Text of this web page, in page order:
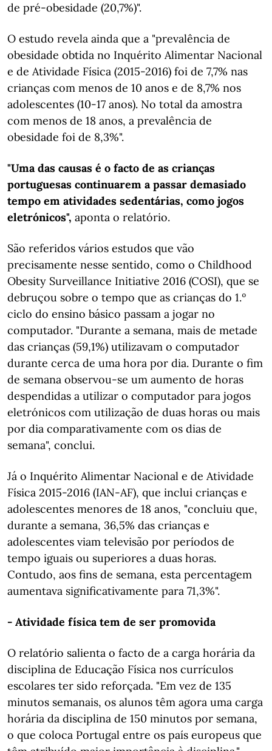
de pré-obesidade (20,7%)".
O estudo revela ainda que a "prevalência de
obesidade obtida no Inquérito Alimentar Nacional
e de Atividade Física (2015-2016) foi de 7,7% nas
crianças com menos de 10 anos e de 8,7% nos
adolescentes (10-17 anos). No total da amostra
com menos de 18 anos, a prevalência de
obesidade foi de 8,3%".
"Uma das causas é o facto de as crianças
portuguesas continuarem a passar demasiado
tempo em atividades sedentárias, como jogos
eletrónicos", aponta o relatório.
São referidos vários estudos que vão
precisamente nesse sentido, como o Childhood
Obesity Surveillance Initiative 2016 (COSI), que se
debruçou sobre o tempo que as crianças do 1.º
ciclo do ensino básico passam a jogar no
computador. "Durante a semana, mais de metade
das crianças (59,1%) utilizavam o computador
durante cerca de uma hora por dia. Durante o fim
de semana observou-se um aumento de horas
despendidas a utilizar o computador para jogos
eletrónicos com utilização de duas horas ou mais
por dia comparativamente com os dias de
semana", conclui.
Já o Inquérito Alimentar Nacional e de Atividade
Física 2015-2016 (IAN-AF), que inclui crianças e
adolescentes menores de 18 anos, "concluiu que,
durante a semana, 36,5% das crianças e
adolescentes viam televisão por períodos de
tempo iguais ou superiores a duas horas.
Contudo, aos fins de semana, esta percentagem
aumentava significativamente para 71,3%".
- Atividade física tem de ser promovida
O relatório salienta o facto de a carga horária da
disciplina de Educação Física nos currículos
escolares ter sido reforçada. "Em vez de 135
minutos semanais, os alunos têm agora uma carga
horária da disciplina de 150 minutos por semana,
o que coloca Portugal entre os país europeus que